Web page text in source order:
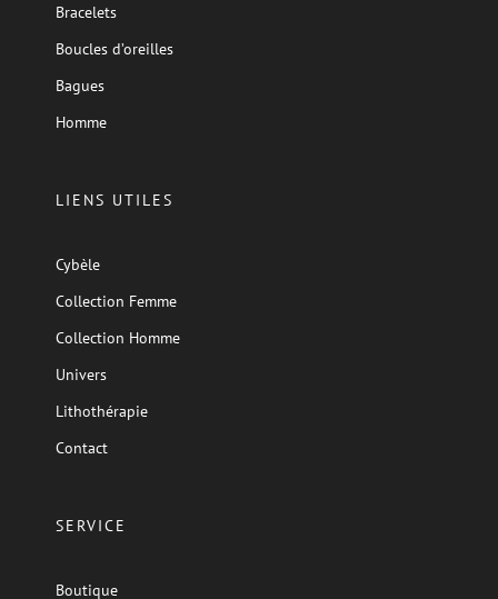
Bracelets
Boucles d’oreilles
Bagues
Homme
LIENS UTILES
Cybèle
Collection Femme
Collection Homme
Univers
Lithothérapie
Contact
SERVICE
Boutique